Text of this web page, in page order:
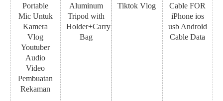
Portable
Mic Untuk
Kamera
Vlog
Youtuber
Audio
Video
Pembuatan
Rekaman
Aluminum
Tripod with
Holder+Carry
Bag
Tiktok Vlog
Cable FOR
iPhone ios
usb Android
Cable Data